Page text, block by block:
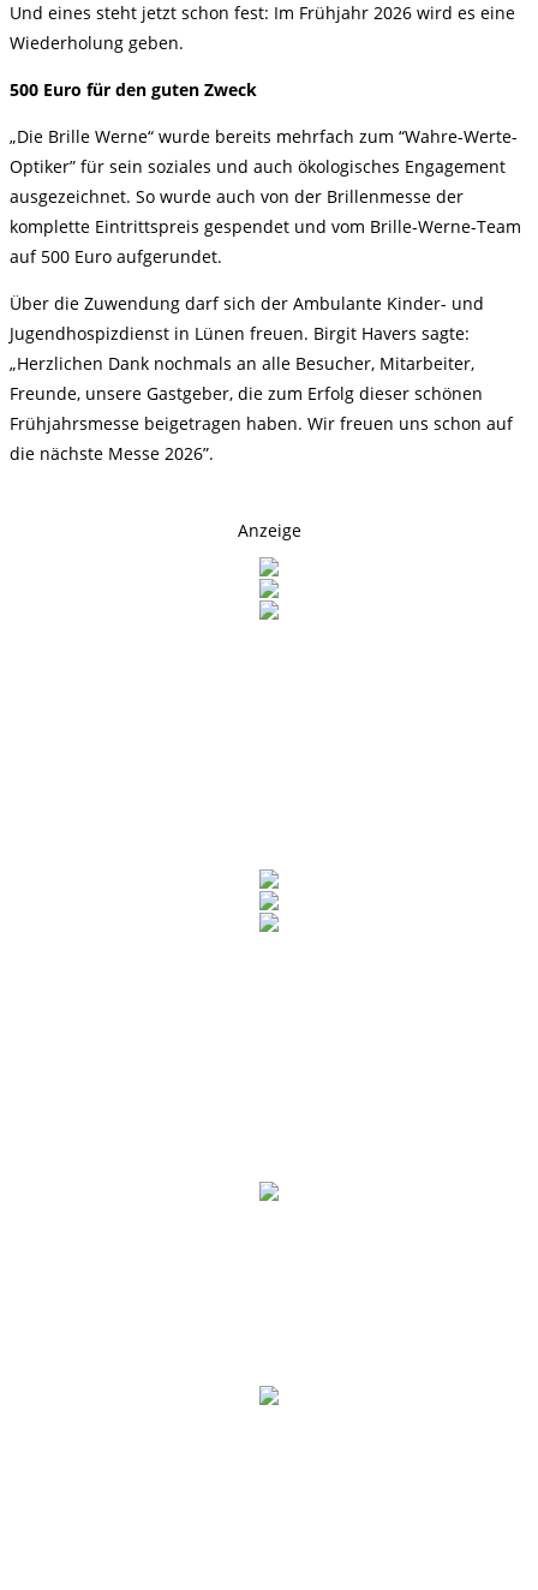
Und eines steht jetzt schon fest: Im Frühjahr 2026 wird es eine
Wiederholung geben.
500 Euro für den guten Zweck
„Die Brille Werne“ wurde bereits mehrfach zum “Wahre-Werte-
Optiker” für sein soziales und auch ökologisches Engagement
ausgezeichnet. So wurde auch von der Brillenmesse der
komplette Eintrittspreis gespendet und vom Brille-Werne-Team
auf 500 Euro aufgerundet.
Über die Zuwendung darf sich der Ambulante Kinder- und
Jugendhospizdienst in Lünen freuen. Birgit Havers sagte:
„Herzlichen Dank nochmals an alle Besucher, Mitarbeiter,
Freunde, unsere Gastgeber, die zum Erfolg dieser schönen
Frühjahrsmesse beigetragen haben. Wir freuen uns schon auf
die nächste Messe 2026”.
Anzeige